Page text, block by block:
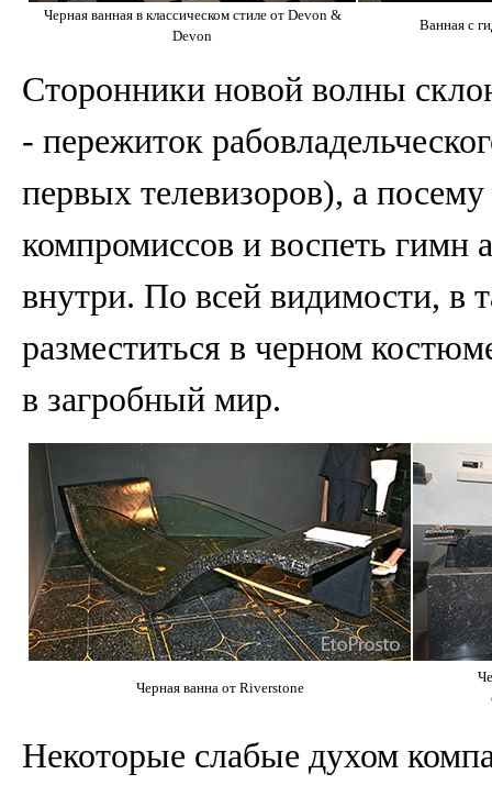
Черная ванная в классическом стиле от Devon &
Devon
Ванная с
Сторонники новой волны
- пережиток
первых телевизоров), а посему
компромиссов и воспеть гимн
внутри. По всей видимости, в
разместиться в черном
в загробный мир.
Черная ванна от Riverstone
Некоторые слабые духом